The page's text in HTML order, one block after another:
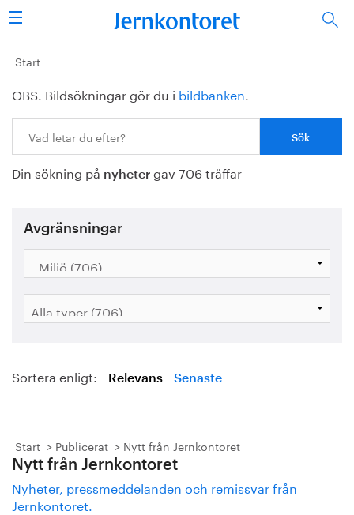
Sök
Stålindustrin
Vision 2050
Forskning/utbildning
Energi/miljö
Vi tycker
Bildbank
Start
OBS. Bildsökningar gör du i bildbanken.
Din sökning på nyheter gav 706 träffar
Avgränsningar
Sortera enligt: Relevans Senaste
Start Publicerat Nytt från Jernkontoret
Nytt från Jernkontoret
Nyheter, pressmeddelanden och remissvar från
Jernkontoret.